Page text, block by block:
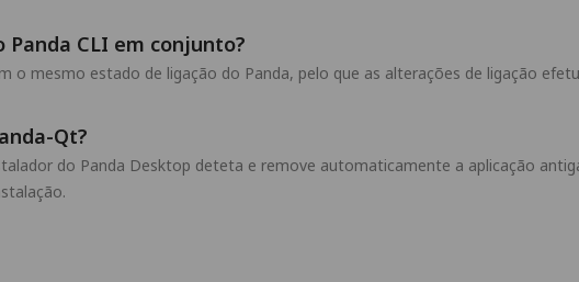
Panda CLI em conjunto?
o mesmo estado de ligação do Panda, pelo que as alterações de ligação
Qt?
do Panda Desktop deteta e remove automaticamente a aplicação